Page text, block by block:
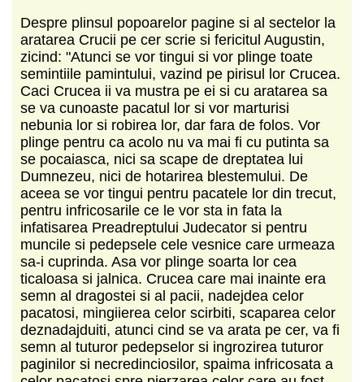
Despre plinsul popoarelor pagine si al sectelor la
aratarea Crucii pe cer scrie si fericitul Augustin,
zicind: "Atunci se vor tingui si vor plinge toate
semintiile pamintului, vazind pe pirisul lor Crucea.
Caci Crucea ii va mustra pe ei si cu aratarea sa
se va cunoaste pacatul lor si vor marturisi
nebunia lor si robirea lor, dar fara de folos. Vor
plinge pentru ca acolo nu va mai fi cu putinta sa
se pocaiasca, nici sa scape de dreptatea lui
Dumnezeu, nici de hotarirea blestemului. De
aceea se vor tingui pentru pacatele lor din trecut,
pentru infricosarile ce le vor sta in fata la
infatisarea Preadreptului Judecator si pentru
muncile si pedepsele cele vesnice care urmeaza
sa-i cuprinda. Asa vor plinge soarta lor cea
ticaloasa si jalnica. Crucea care mai inainte era
semn al dragostei si al pacii, nadejdea celor
pacatosi, mingiierea celor scirbiti, scaparea celor
deznadajduiti, atunci cind se va arata pe cer, va fi
semn al tuturor pedepselor si ingrozirea tuturor
paginilor si necredinciosilor, spaima infricosata a